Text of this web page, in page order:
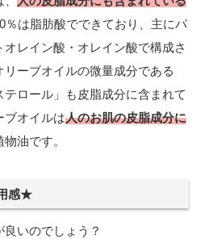
％は脂肪酸でできており、主にパ
レイン酸・オレイン酸で構成さ
ーブオイルの微量成分である
テロール」も皮脂成分に含まれて
ブオイルは人のお肌の皮脂成分に
油です。
感★
いのでしょう？